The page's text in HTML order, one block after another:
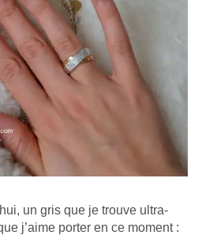
un gris que je trouve ultra-
j’aime porter en ce moment :